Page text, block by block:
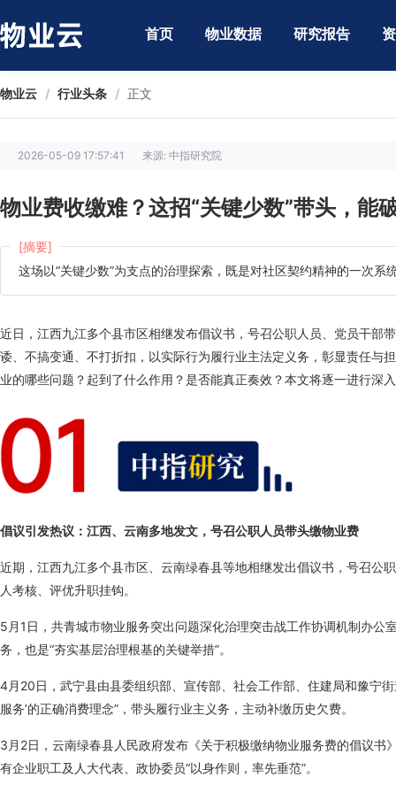
首页 物业数据 研究报告
物业云 / 行业头条 / 正文
2026-05-09 17:57:41 来源: 中指研究院
物业费收缴难？这招“关键少数”带头，能
[摘要]
这场以“关键少数”为支点的治理探索，既是对社区契约精神的一次
近日，江西九江多个县市区相继发布倡议书，号召公职人员、党员干部
诿、不搞变通、不打折扣，以实际行为履行业主法定义务，彰显责任与
业的哪些问题？起到了什么作用？是否能真正奏效？本文将逐一进行深
倡议引发热议：江西、云南多地发文，号召公职人员带头缴物业费
近期，江西九江多个县市区、云南绿春县等地相继发出倡议书，号召公
人考核、评优升职挂钩。
5月1日，共青城市物业服务突出问题深化治理突击战工作协调机制办公
务，也是“夯实基层治理根基的关键举措”。
4月20日，武宁县由县委组织部、宣传部、社会工作部、住建局和豫宁
服务’的正确消费理念”，带头履行业主义务，主动补缴历史欠费。
3月2日，云南绿春县人民政府发布《关于积极缴纳物业服务费的倡议书
有企业职工及人大代表、政协委员“以身作则，率先垂范”。